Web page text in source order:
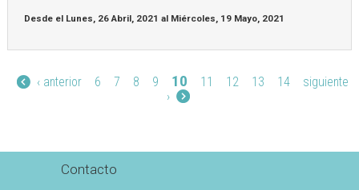
Desde el Lunes, 26 Abril, 2021 al Miércoles, 19 Mayo, 2021
‹ anterior
6 7 8 9 10 11 12 13 14
siguiente
›
Contacto